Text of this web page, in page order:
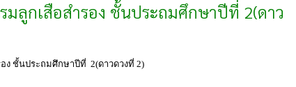
มลูกเสือสำรอง ชั้นประถมศึกษาปีที่ 2(ดาว
ชั้นประถมศึกษาปีที่ 2(ดาวดวงที่ 2)